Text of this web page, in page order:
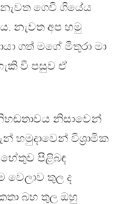
ගෙවි ගියේය
නැවත අප හමු
ගත් මගේ මිතුරා මා
වී පසුව ඒ
නිසාවෙන්
හමුදාවෙන් විශ්‍රාමික
පිළිබඳ
තුල ද
බහ තුල ඔහු